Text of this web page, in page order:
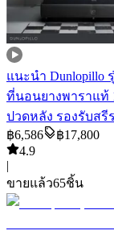
แนะนำ Dunlopillo
ที่นอนยางพาราแท้
ปวดหลัง รองรับสรี
฿6,586 ฿17,800
4.9
|
ขายแล้ว65ชิ้น